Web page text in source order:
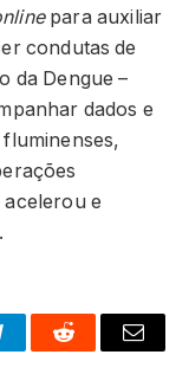
para auxiliar
condutas de
da Dengue –
dados e
acelerou e
Reddit Email